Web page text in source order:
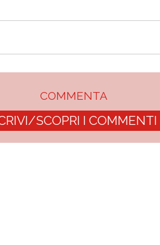
COMMENTA
SCOPRI I COMMENTI